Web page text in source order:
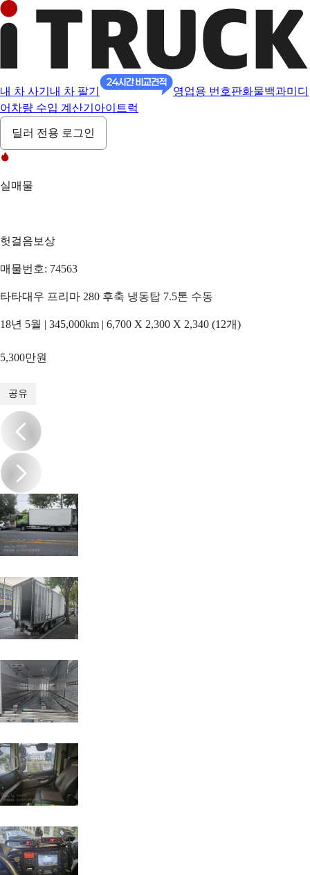
내 차 사기 내 차 팔기 영업용 번호판화물백과미디
어 차량 수입 계산기 아이트럭
딜러 전용 로그인
실매물
헛걸음보상
매물번호: 74563
타타대우 프리마 280 후축 냉동탑 7.5톤 수동
18년 5월 | 345,000km | 6,700 X 2,300 X 2,340 (12개)
5,300만원
공유
/8